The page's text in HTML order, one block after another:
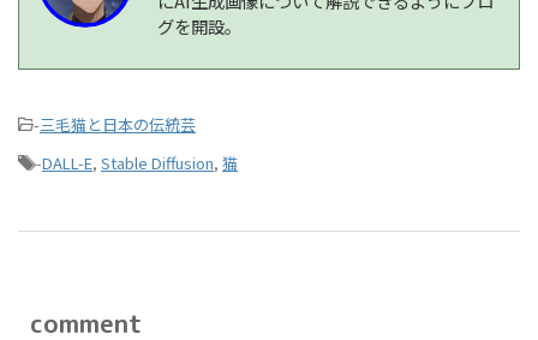
グを開設。
-三毛猫と日本の伝統芸
-DALL-E, Stable Diffusion, 猫
comment